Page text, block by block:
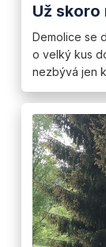
Už skoro
Demolice se
o velký kus
nezbývá jen